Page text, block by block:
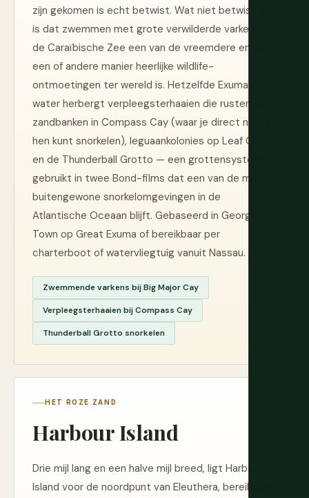
zijn gekomen is echt betwist. Wat niet betwist is,
is dat zwemmen met grote verwilderde varkens in
de Caraïbische Zee een van de vreemdere en op
een of andere manier heerlijke wildlife-
ontmoetingen ter wereld is. Hetzelfde Exumas-
water herbergt verpleegsterhaaien die rusten op
zandbanken in Compass Cay (waar je direct naast
hen kunt snorkelen), leguaankolonies op Leaf Cay
en de Thunderball Grotto — een grottensysteem
gebruikt in twee Bond-films dat een van de meest
buitengewone snorkelomgevingen in de
Atlantische Oceaan blijft. Gebaseerd in George
Town op Great Exuma of bereikbaar per
charterboot of watervliegtuig vanuit Nassau.
Zwemmende varkens bij Big Major Cay
Verpleegsterhaaien bij Compass Cay
Thunderball Grotto snorkelen
HET ROZE ZAND
Harbour Island
Drie mijl lang en een halve mijl breed, ligt Harbour
Island voor de noordpunt van Eleuthera, bereikbaar